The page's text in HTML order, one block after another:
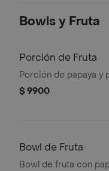
Bowls y Fruta
Porción de Fruta
Porción de papaya y
$ 9900
Bowl de Fruta
Bowl de fruta con